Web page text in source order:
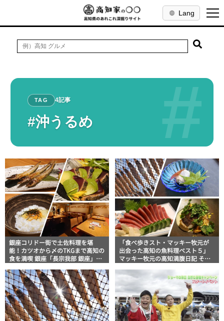
Lang
#
TAG 4記事
#沖うるめ
銀座コリドー街で土佐料理を堪
能！カツオから〆のTKGまで高知の
食を満喫 銀座「長宗我部 銀座」｜
満腹日記【高知家グルメPro】
「食べ歩きスト・マッキー牧元が
出会った高知の魚料理ベスト５」
マッキー牧元の高知満腹日記 その